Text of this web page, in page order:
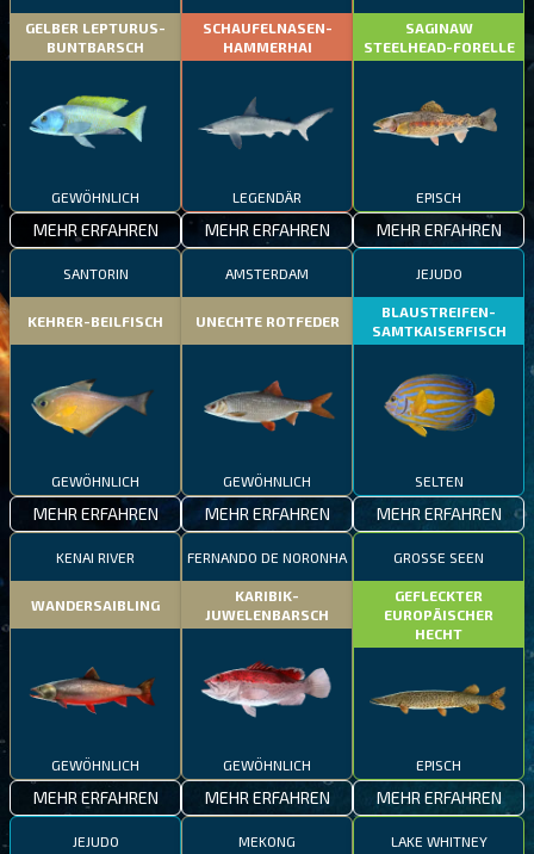
GELBER LEPTURUS-
BUNTBARSCH
GEWÖHNLICH
MEHR ERFAHREN
SCHAUFELNASEN-
HAMMERHAI
LEGENDÄR
MEHR ERFAHREN
SAGINAW
STEELHEAD-FORELLE
EPISCH
MEHR ERFAHREN
SANTORIN
KEHRER-BEILFISCH
GEWÖHNLICH
MEHR ERFAHREN
AMSTERDAM
UNECHTE ROTFEDER
GEWÖHNLICH
MEHR ERFAHREN
JEJUDO
BLAUSTREIFEN-
SAMTKAISERFISCH
SELTEN
MEHR ERFAHREN
KENAI RIVER
WANDERSAIBLING
GEWÖHNLICH
MEHR ERFAHREN
FERNANDO DE NORONHA
KARIBIK-
JUWELENBARSCH
GEWÖHNLICH
MEHR ERFAHREN
GROSSE SEEN
GEFLECKTER
EUROPÄISCHER
HECHT
EPISCH
MEHR ERFAHREN
JEJUDO MEKONG LAKE WHITNEY